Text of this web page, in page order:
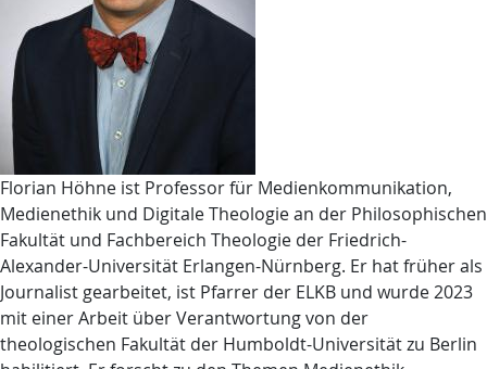
Florian Höhne ist Professor für Medienkommunikation,
Medienethik und Digitale Theologie an der Philosophischen
Fakultät und Fachbereich Theologie der Friedrich-
Alexander-Universität Erlangen-Nürnberg. Er hat früher als
Journalist gearbeitet, ist Pfarrer der ELKB und wurde 2023
mit einer Arbeit über Verantwortung von der
theologischen Fakultät der Humboldt-Universität zu Berlin